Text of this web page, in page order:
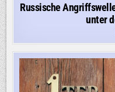
Russische
unter